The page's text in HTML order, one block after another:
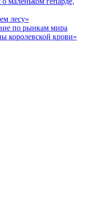
лесу»
по рынкам мира
королевской крови»